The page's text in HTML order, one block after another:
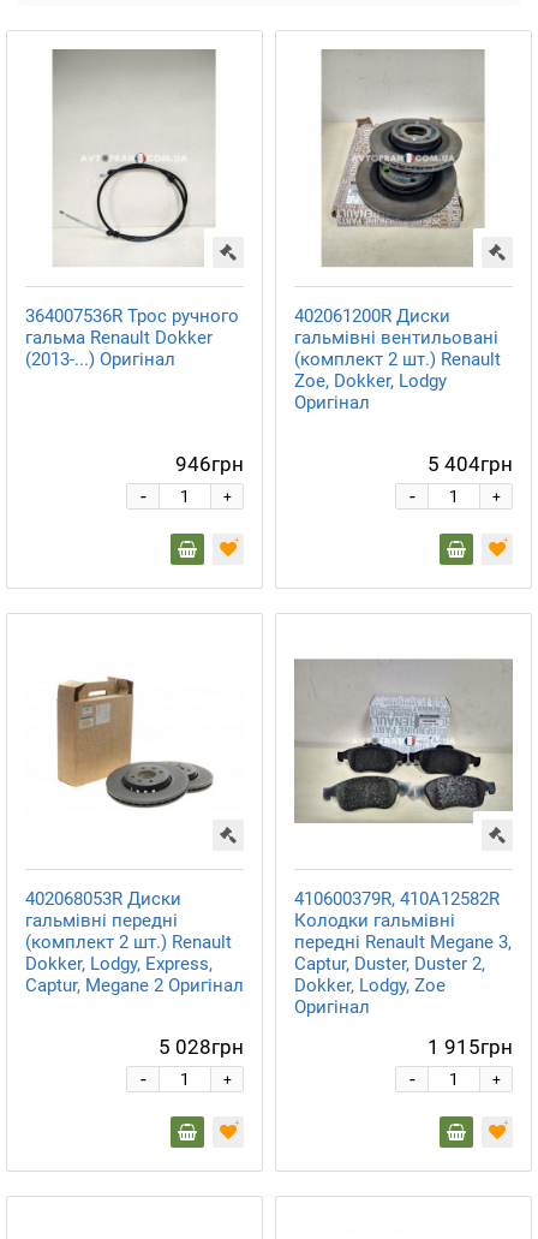
364007536R Трос ручного
гальма Renault Dokker
(2013-...) Оригінал
946грн
+
-
402061200R Диски
гальмівні вентильовані
(комплект 2 шт.) Renault
Zoe, Dokker, Lodgy
Оригінал
5 404грн
+
-
402068053R Диски
гальмівні передні
(комплект 2 шт.) Renault
Dokker, Lodgy, Express,
Captur, Megane 2 Оригінал
5 028грн
+
-
410600379R, 410A12582R
Колодки гальмівні
передні Renault Megane 3,
Captur, Duster, Duster 2,
Dokker, Lodgy, Zoe
Оригінал
1 915грн
+
-